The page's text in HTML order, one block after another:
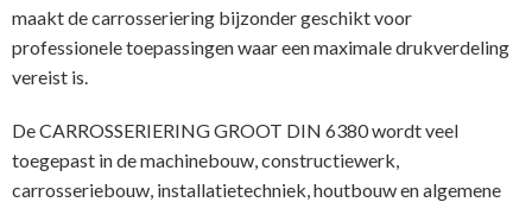
maakt de carrosseriering bijzonder geschikt voor
professionele toepassingen waar een maximale drukverdeling
vereist is.
De CARROSSERIERING GROOT DIN 6380 wordt veel
toegepast in de machinebouw, constructiewerk,
carrosseriebouw, installatietechniek, houtbouw en algemene